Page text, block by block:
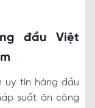
đầu Việt
uy tín hàng đầu
suất ăn công